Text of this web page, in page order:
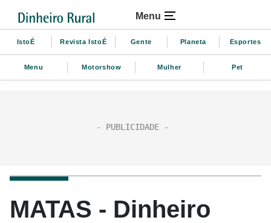
Menu
IstoÉ Revista IstoÉ Gente Planeta Esportes
Menu Motorshow Mulher Pet
MATAS - Dinheiro